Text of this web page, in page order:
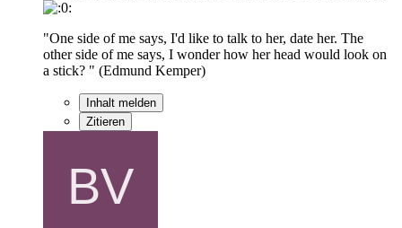
"One side of me says, I'd like to talk to her, date her. The
other side of me says, I wonder how her head would look on
a stick? " (Edmund Kemper)
Inhalt melden
Zitieren